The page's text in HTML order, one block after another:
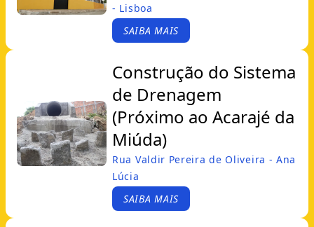
- Lisboa
SAIBA MAIS
Construção do Sistema
de Drenagem
(Próximo ao Acarajé da
Miúda)
Rua Valdir Pereira de Oliveira - Ana
Lúcia
SAIBA MAIS